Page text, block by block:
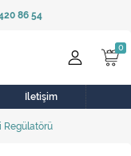
86 54
İletişim
Regülatörü